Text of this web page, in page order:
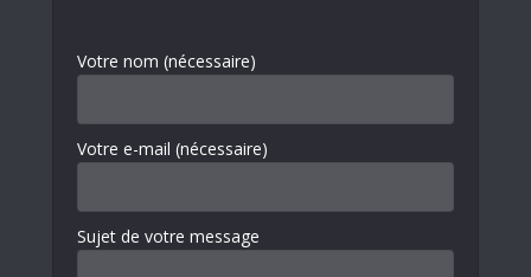
Votre nom (nécessaire)
Votre e-mail (nécessaire)
Sujet de votre message